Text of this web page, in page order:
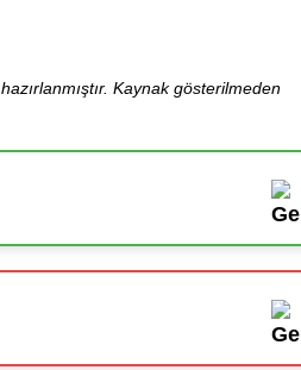
Kaynak gösterilmeden